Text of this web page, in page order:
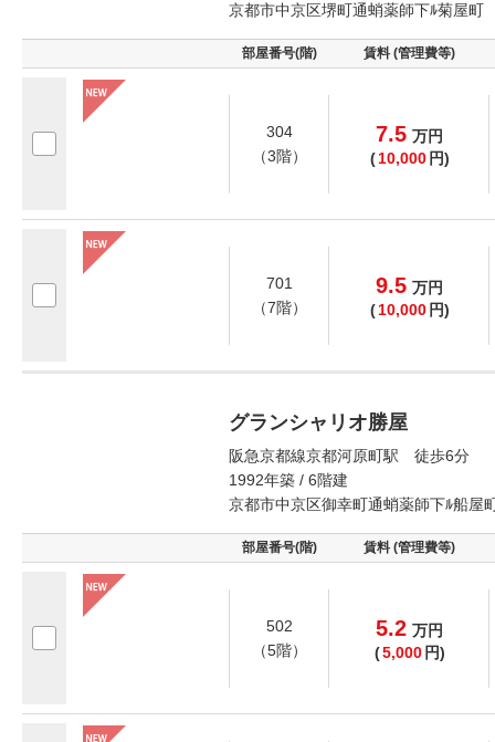
京都市中京区堺町通蛸薬師下ﾙ菊屋町
部屋番号(階) 賃料 (管理費等)
304
（3階）
7.5 万円
( 10,000 円)
701
（7階）
9.5 万円
( 10,000 円)
グランシャリオ勝屋
阪急京都線京都河原町駅 徒歩6分
1992年築 / 6階建
京都市中京区御幸町通蛸薬師下ﾙ船屋
部屋番号(階) 賃料 (管理費等)
502
（5階）
5.2 万円
(5,000 円)